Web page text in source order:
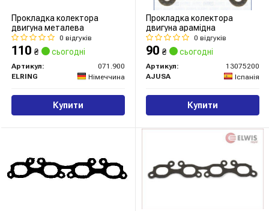
Прокладка колектора
двигуна металева
0 відгуків
110 ₴ сьогодні
Артикул:
071.900
ELRING
Німеччина
Купити
Прокладка колектора
двигуна арамідна
0 відгуків
90 ₴ сьогодні
Артикул:
13075200
AJUSA
Іспанія
Купити